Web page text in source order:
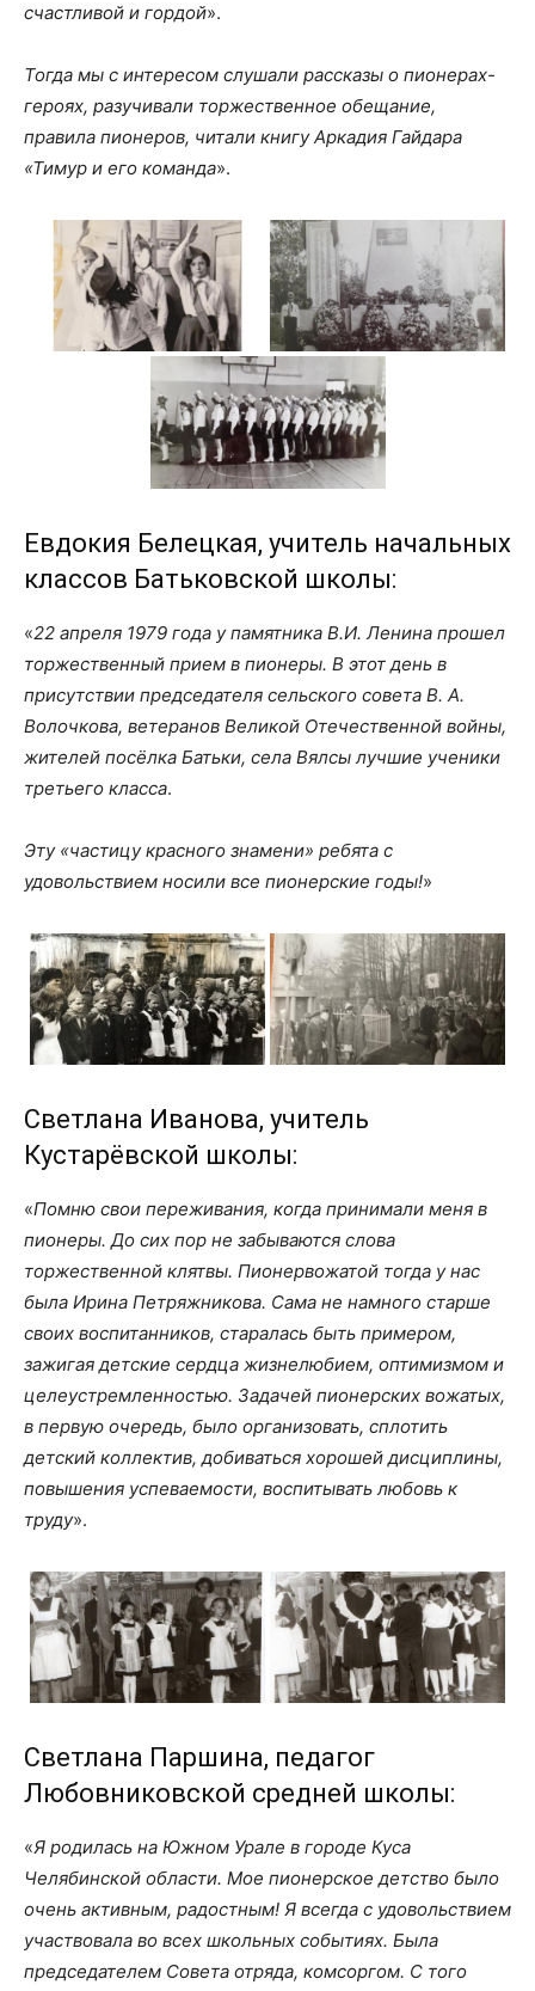
счастливой и гордой».
Тогда мы с интересом слушали рассказы о пионерах-
героях, разучивали торжественное обещание,
правила пионеров, читали книгу Аркадия Гайдара
«Тимур и его команда».
Евдокия Белецкая, учитель начальных
классов Батьковской школы:
«22 апреля 1979 года у памятника В.И. Ленина прошел
торжественный прием в пионеры. В этот день в
присутствии председателя сельского совета В. А.
Волочкова, ветеранов Великой Отечественной войны,
жителей посёлка Батьки, села Вялсы лучшие ученики
третьего класса.
Эту «частицу красного знамени» ребята с
удовольствием носили все пионерские годы!»
Светлана Иванова, учитель
Кустарёвской школы:
«Помню свои переживания, когда принимали меня в
пионеры. До сих пор не забываются слова
торжественной клятвы. Пионервожатой тогда у нас
была Ирина Петряжникова. Сама не намного старше
своих воспитанников, старалась быть примером,
зажигая детские сердца жизнелюбием, оптимизмом и
целеустремленностью. Задачей пионерских вожатых,
в первую очередь, было организовать, сплотить
детский коллектив, добиваться хорошей дисциплины,
повышения успеваемости, воспитывать любовь к
труду».
Светлана Паршина, педагог
Любовниковской средней школы:
«Я родилась на Южном Урале в городе Куса
Челябинской области. Мое пионерское детство было
очень активным, радостным! Я всегда с удовольствием
участвовала во всех школьных событиях. Была
председателем Совета отряда, комсоргом. С того